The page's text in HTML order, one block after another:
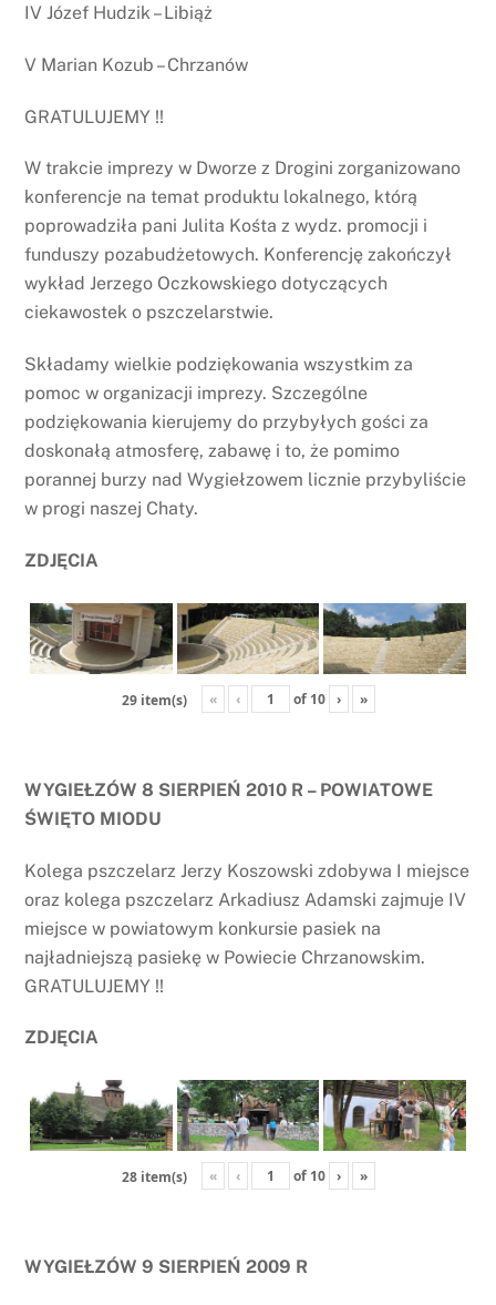
IV Józef Hudzik – Libiąż
V Marian Kozub – Chrzanów
GRATULUJEMY !!
W trakcie imprezy w Dworze z Drogini zorganizowano
konferencje na temat produktu lokalnego, którą
poprowadziła pani Julita Kośta z wydz. promocji i
funduszy pozabudżetowych. Konferencję zakończył
wykład Jerzego Oczkowskiego dotyczących
ciekawostek o pszczelarstwie.
Składamy wielkie podziękowania wszystkim za
pomoc w organizacji imprezy. Szczególne
podziękowania kierujemy do przybyłych gości za
doskonałą atmosferę, zabawę i to, że pomimo
porannej burzy nad Wygiełzowem licznie przybyliście
w progi naszej Chaty.
ZDJĘCIA
29 item(s) « ‹ of 10 › »
WYGIEŁZÓW 8 SIERPIEŃ 2010 R – POWIATOWE
ŚWIĘTO MIODU
Kolega pszczelarz Jerzy Koszowski zdobywa I miejsce
oraz kolega pszczelarz Arkadiusz Adamski zajmuje IV
miejsce w powiatowym konkursie pasiek na
najładniejszą pasiekę w Powiecie Chrzanowskim.
GRATULUJEMY !!
ZDJĘCIA
28 item(s) « ‹ of 10 › »
WYGIEŁZÓW 9 SIERPIEŃ 2009 R